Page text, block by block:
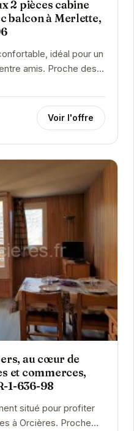
2 pièces cabine
balcon à Merlette,
idéal pour un
amis. Proche des
appartement...
Voir l'offre
au cœur de
et commerces,
1-636-98
situé pour profiter
à Orcières. Proche